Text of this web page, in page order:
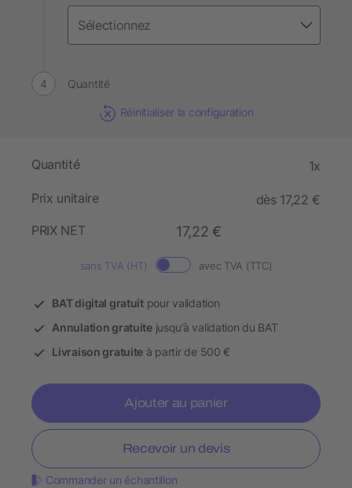
Quantité
Réinitialiser la configuration
Quantité 1x
Prix unitaire
dès 17,22 €
PRIX NET
17,22 €
sans TVA (HT) avec TVA (TTC)
BAT digital gratuitpour validation
Annulation gratuitejusqu’à validation du BAT
Livraison gratuite à partir de 500 €
Ajouter au panier
Recevoir un devis
Commander un échantillon